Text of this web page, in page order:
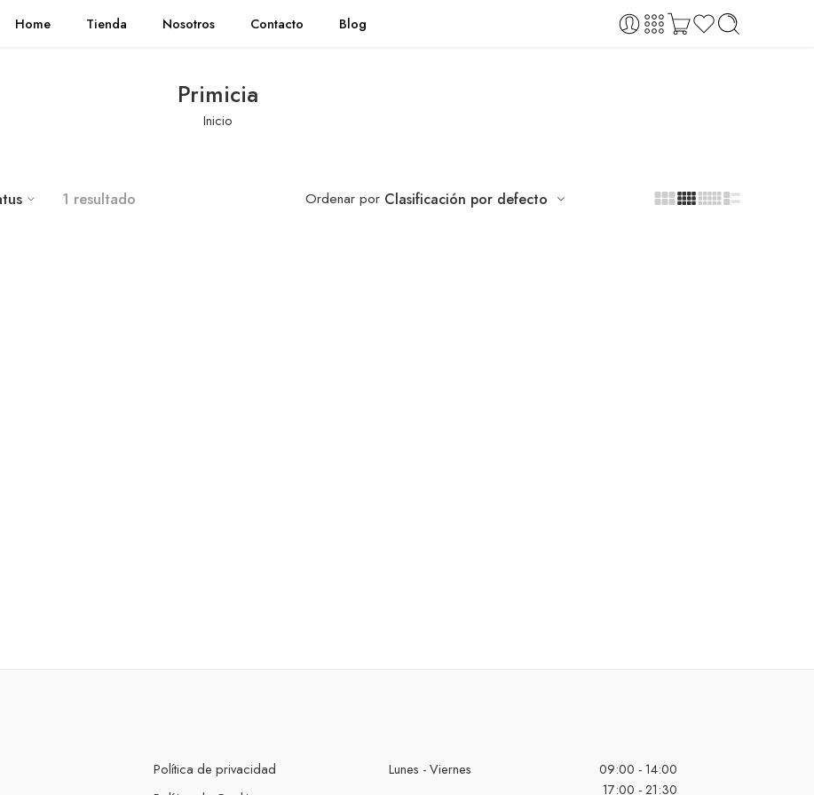
Home Tienda Nosotros Contacto Blog
Primicia
Inicio
1 resultado Ordenar por Clasificación por defecto
Política de privacidad
Lunes - Viernes
09:00 - 14:00
17:00 - 21:30